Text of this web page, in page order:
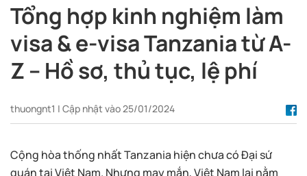
Tổng hợp kinh nghiệm làm
visa & e-visa Tanzania từ A-
Z – Hồ sơ, thủ tục, lệ phí
thuongnt1 | Cập nhật vào 25/01/2024
Cộng hòa thống nhất Tanzania hiện chưa có Đại sứ
quán tại Việt Nam. Nhưng may mắn, Việt Nam lại nằm